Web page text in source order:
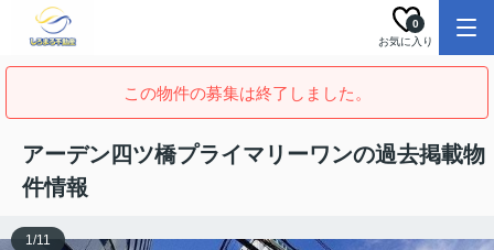
お気に入り
0
この物件の募集は終了しました。
アーデン四ツ橋プライマリーワンの過去掲載物
件情報
1/11